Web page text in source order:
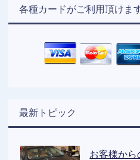
各種カードがご利用頂けま
最新トピック
お客様から